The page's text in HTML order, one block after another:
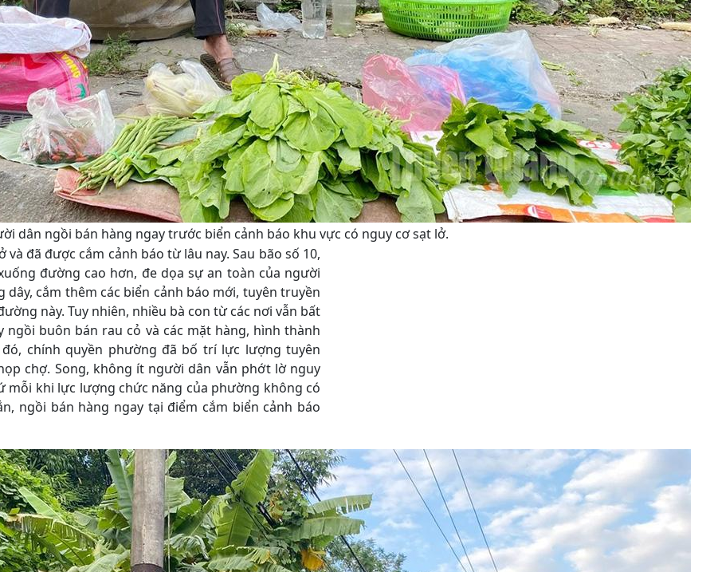
dân ngồi bán hàng ngay trước biển cảnh báo khu vực có nguy cơ sạt lở.
đã được cắm cảnh báo từ lâu nay. Sau bão số 10,
đường cao hơn, đe dọa sự an toàn của người
cắm thêm các biển cảnh báo mới, tuyên truyền
này. Tuy nhiên, nhiều bà con từ các nơi vẫn bất
ngồi buôn bán rau cỏ và các mặt hàng, hình thành
chính quyền phường đã bố trí lực lượng tuyên
chợ. Song, không ít người dân vẫn phớt lờ nguy
mỗi khi lực lượng chức năng của phường không có
ngồi bán hàng ngay tại điểm cắm biển cảnh báo